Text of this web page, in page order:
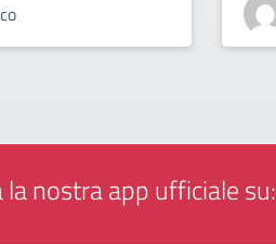
la nostra app ufficiale su: